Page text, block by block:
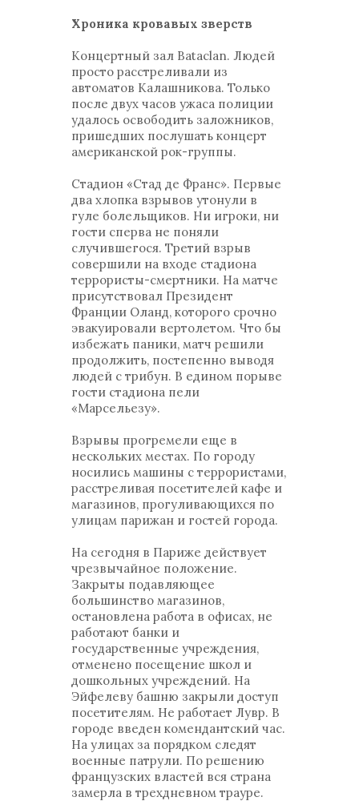
Хроника кровавых зверств
Концертный зал Bataclan. Людей
просто расстреливали из
автоматов Калашникова. Только
после двух часов ужаса полиции
удалось освободить заложников,
пришедших послушать концерт
американской рок-группы.
Стадион «Стад де Франс». Первые
два хлопка взрывов утонули в
гуле болельщиков. Ни игроки, ни
гости сперва не поняли
случившегося. Третий взрыв
совершили на входе стадиона
террористы-смертники. На матче
присутствовал Президент
Франции Оланд, которого срочно
эвакуировали вертолетом. Что бы
избежать паники, матч решили
продолжить, постепенно выводя
людей с трибун. В едином порыве
гости стадиона пели
«Марсельезу».
Взрывы прогремели еще в
нескольких местах. По городу
носились машины с террористами,
расстреливая посетителей кафе и
магазинов, прогуливающихся по
улицам парижан и гостей города.
На сегодня в Париже действует
чрезвычайное положение.
Закрыты подавляющее
большинство магазинов,
остановлена работа в офисах, не
работают банки и
государственные учреждения,
отменено посещение школ и
дошкольных учреждений. На
Эйфелеву башню закрыли доступ
посетителям. Не работает Лувр. В
городе введен комендантский час.
На улицах за порядком следят
военные патрули. По решению
французских властей вся страна
замерла в трехдневном трауре.